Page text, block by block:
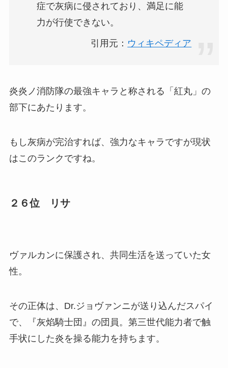
症で灰病に侵されており、満足に能
力が行使できない。
引用元： ウィキペディア
炎炎ノ消防隊の最強キャラと称される「紅丸」の
部下にあたります。
もし灰病が完治すれば、強力なキャラですが現状
はこのランクですね。
２６位 リサ
ヴァルカンに保護され、共同生活を送っていた女
性。
その正体は、Dr.ジョヴァンニが送り込んだスパイ
で、『灰焰騎士団』の団員。第三世代能力者で触
手状にした炎を操る能力を持ちます。